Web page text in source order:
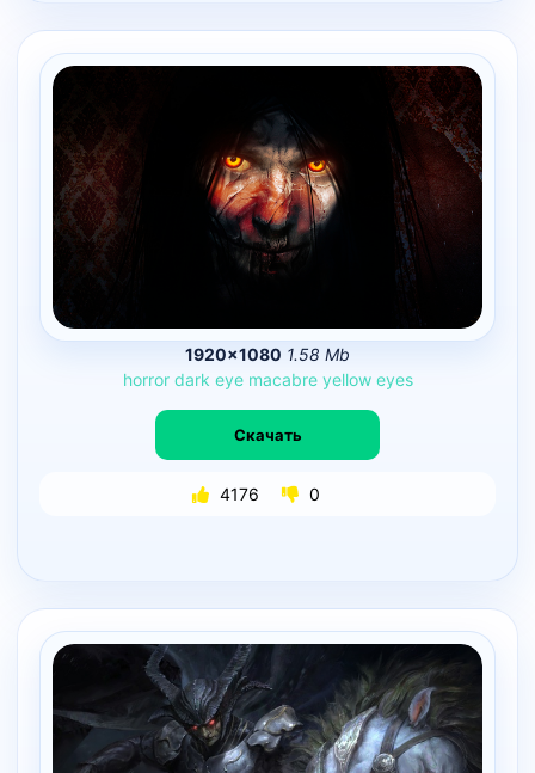
1920×1080 1.58 Mb
horror dark eye macabre yellow eyes
Скачать
4176 0